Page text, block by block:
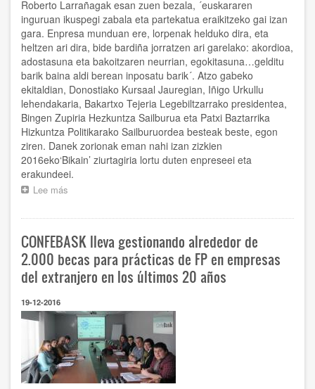
en
las
últimas
semanas
Roberto Larrañagak esan zuen bezala, ´euskararen
inguruan ikuspegi zabala eta partekatua eraikitzeko gai izan
gara. Enpresa munduan ere, lorpenak helduko dira, eta
heltzen ari dira, bide bardiña jorratzen ari garelako: akordioa,
adostasuna eta bakoitzaren neurrian, egokitasuna…gelditu
barik baina aldi berean inposatu barik´. Atzo gabeko
ekitaldian, Donostiako Kursaal Jauregian, Iñigo Urkullu
lehendakaria, Bakartxo Tejeria Legebiltzarrako presidentea,
Bingen Zupiria Hezkuntza Sailburua eta Patxi Baztarrika
Hizkuntza Politikarako Sailburuordea besteak beste, egon
ziren. Danek zorionak eman nahi izan zizkien
2016eko‘Bikain’ ziurtagiria lortu duten enpreseei eta
erakundeei.
Lee más
presidentea,
‘Bikain’
gauean
CONFEBASK lleva gestionando alrededor de
2.000 becas para prácticas de FP en empresas
del extranjero en los últimos 20 años
19-12-2016